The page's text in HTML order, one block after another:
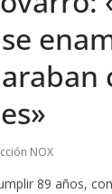
NOX
89 años,